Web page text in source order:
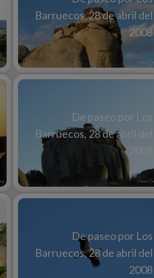
Barruecos, 28 de abril del
2008
De paseo por Los
Barruecos, 28 de abril del
2008
De paseo por Los
Barruecos, 28 de abril del
2008